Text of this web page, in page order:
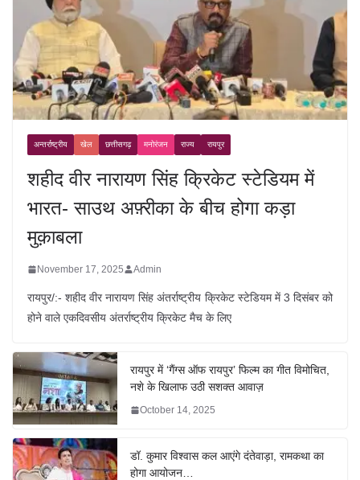
अन्तर्राष्ट्रीय खेल छत्तीसगढ़ मनोरंजन राज्य रायपुर
शहीद वीर नारायण सिंह क्रिकेट स्टेडियम में
भारत- साउथ अफ़्रीका के बीच होगा कड़ा
मुक़ाबला
November 17, 2025 Admin
रायपुर/:- शहीद वीर नारायण सिंह अंतर्राष्ट्रीय क्रिकेट स्टेडियम में 3 दिसंबर को
होने वाले एकदिवसीय अंतर्राष्ट्रीय क्रिकेट मैच के लिए
रायपुर में ‘गैंग्स ऑफ रायपुर’ फिल्म का गीत विमोचित,
नशे के खिलाफ उठी सशक्त आवाज़
October 14, 2025
डॉ. कुमार विश्वास कल आएंगे दंतेवाड़ा, रामकथा का
होगा आयोजन…